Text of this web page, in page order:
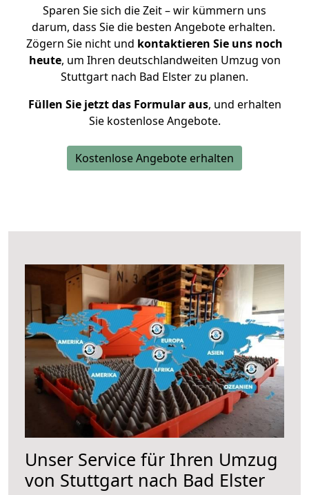
Sparen Sie sich die Zeit – wir kümmern uns
darum, dass Sie die besten Angebote erhalten.
Zögern Sie nicht und kontaktieren Sie uns noch
heute, um Ihren deutschlandweiten Umzug von
Stuttgart nach Bad Elster zu planen.
Füllen Sie jetzt das Formular aus, und erhalten
Sie kostenlose Angebote.
Kostenlose Angebote erhalten
Unser Service für Ihren Umzug
von Stuttgart nach Bad Elster